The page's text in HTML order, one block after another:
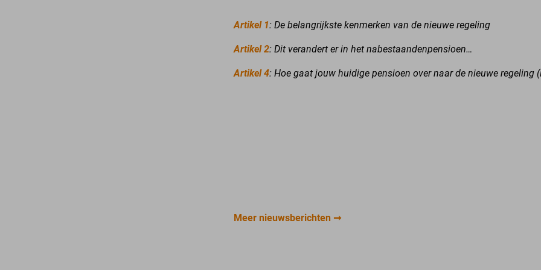
Artikel 1: De belangrijkste kenmerken van de nieuwe regeling
Artikel 2: Dit verandert er in het nabestaandenpensioen…
Artikel 4: Hoe gaat jouw huidige pensioen over naar de nieuwe regeling
Meer nieuwsberichten